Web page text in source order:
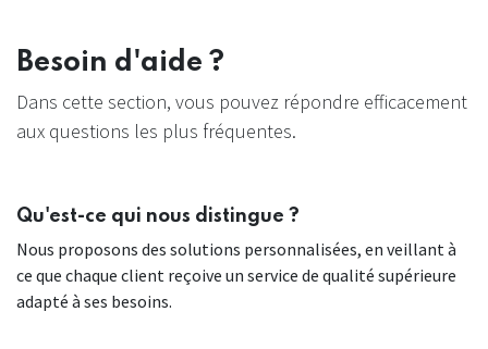
Besoin d'aide ?
Dans cette section, vous pouvez répondre efficacement
aux questions les plus fréquentes.
Qu'est-ce qui nous distingue ?
Nous proposons des solutions personnalisées, en veillant à
ce que chaque client reçoive un service de qualité supérieure
adapté à ses besoins.